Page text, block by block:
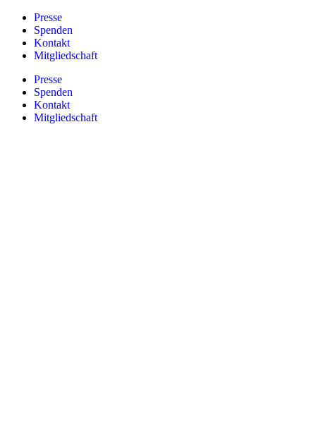
Zum
Inhalt
springen
Presse
Spenden
Kontakt
Mitgliedschaft
Presse
Spenden
Kontakt
Mitgliedschaft